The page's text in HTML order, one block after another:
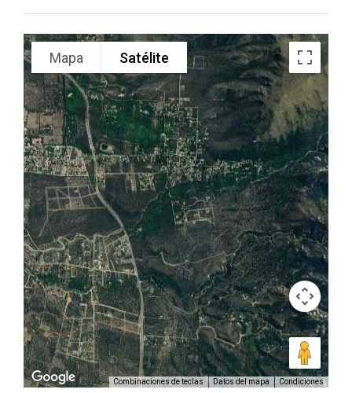
Mapa Satélite
Combinaciones de teclas Datos del mapa Condiciones